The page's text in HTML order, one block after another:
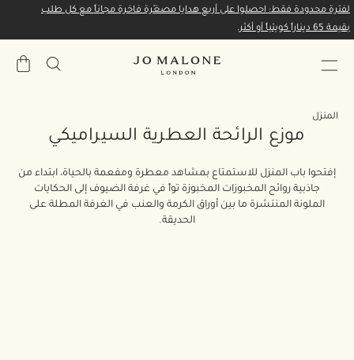
لفترة محدودة فقط: احصلوا على أربع هدايا مصغّرة فاخرة مجاناً مع كل طلب
بقيمة 65 ديناراً كويتياً أو أكثر.
حقيبة
المنزل
موزع الرائحة العطرية السيراميكي
إفتحوا باب المنزل للاستمتاع بمشاهد معطرة ومفعمة بالحياة، ابتداء من
جاذبية روائح المخبوزات المخبوزة تواً في غرفة الضيوف إلى الحكايات
الملونة المنتشرة ما بين أوراق الكرمة والعنب في الغرفة المطلة على
الحديقة.